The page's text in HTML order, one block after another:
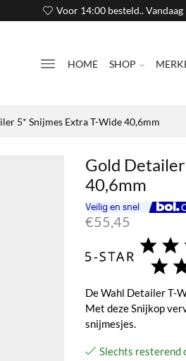
Voor 14:00 besteld..
HOME SHOP
5* Snijmes Extra T-Wide 40,6mm
Gold
40,6mm
€55,45
De Wahl Detailer T-
Met deze Snijkop
snijmesjes.
Slechts resterend